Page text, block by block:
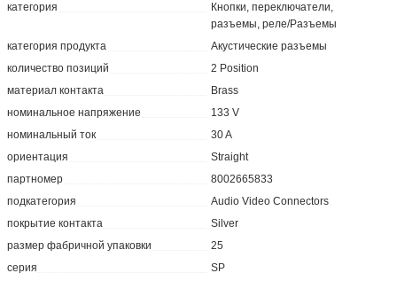
категория
Кнопки, переключатели,
разъемы, реле/Разъемы
категория продукта
Акустические разъемы
количество позиций
2 Position
материал контакта
Brass
номинальное напряжение
133 V
номинальный ток
30 A
ориентация
Straight
партномер
8002665833
подкатегория
Audio Video Connectors
покрытие контакта
Silver
размер фабричной упаковки
25
серия
SP